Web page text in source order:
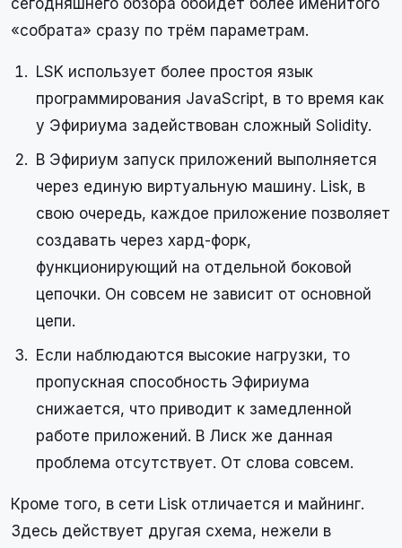
сегодняшнего обзора обойдёт более именитого
«собрата» сразу по трём параметрам.
LSK использует более простоя язык
программирования JavaScript, в то время как
у Эфириума задействован сложный Solidity.
В Эфириум запуск приложений выполняется
через единую виртуальную машину. Lisk, в
свою очередь, каждое приложение позволяет
создавать через хард-форк,
функционирующий на отдельной боковой
цепочки. Он совсем не зависит от основной
цепи.
Если наблюдаются высокие нагрузки, то
пропускная способность Эфириума
снижается, что приводит к замедленной
работе приложений. В Лиск же данная
проблема отсутствует. От слова совсем.
Кроме того, в сети Lisk отличается и майнинг.
Здесь действует другая схема, нежели в